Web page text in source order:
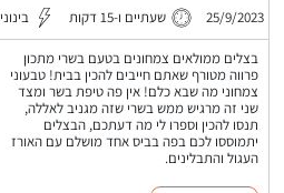
25/9/2023 שעתיים ו-15 דקות בינוני
בצלים ממולאים צמחונים בטעם בשרי מתכון
פרווה מטורף שאתם חייבים להכין בבית! טבעוני
צמחוני מה שבא כלם! אין פה טיפת בשר ומצד
שני זה מרגיש ממש בשרי שזה מגניב לאללה,
תנסו להכין וספרו לי מה דעתכם, הבצלים
יתמוססו לכם בפה בביס אחד מושלם עם האורז
העגול והתבלינים.